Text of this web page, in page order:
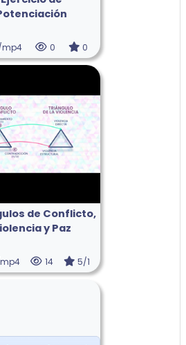
0 0
de Conflicto,
y Paz
14 5/1